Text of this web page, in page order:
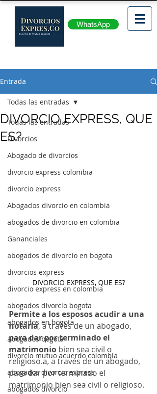
WhatsApp
Entrada
Todas las entradas
Divorcios
Abogado de divorcios
divorcio express colombia
divorcio express
Abogados divorcio en colombia
abogados de divorcio en colombia
Gananciales
abogados de divorcio en bogota
divorcios express
divorcio express en colombia
abogados divorcio bogota
abogados en bogota
abogados bogota
divorcio mutuo acuerdo colombia
abogados divorcio express
abogados divorcio
Todas las entradas
DIVORCIO EXPRESS, QUE
ES?
DIVORCIO EXPRESS, QUE ES?
Permite a los esposos acudir a una
notaría, a través de un abogado,
para dar por terminado el
matrimonio bien sea civil o
religioso.a, a través de un abogado,
para dar por terminado el
matrimonio bien sea civil o religioso.